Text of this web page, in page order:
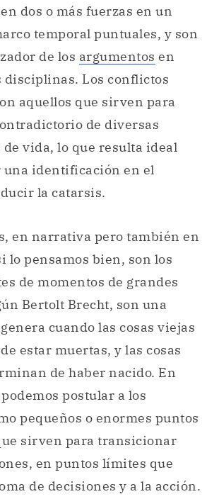
dos o más fuerzas en un
temporal puntuales, y son
de los argumentos en
disciplinas. Los conflictos
aquellos que sirven para
de diversas
vida, lo que resulta ideal
una identificación en el
la catarsis.
en narrativa pero también en
lo pensamos bien, son los
de momentos de grandes
Bertolt Brecht, son una
cuando las cosas viejas
estar muertas, y las cosas
de haber nacido. En
postular a los
pequeños o enormes puntos
sirven para transicionar
en puntos límites que
de decisiones y a la acción.